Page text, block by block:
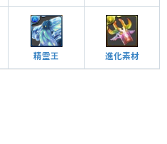
精霊王 進化素材